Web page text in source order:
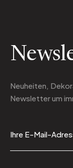
Neuheiten,
Newsletterum